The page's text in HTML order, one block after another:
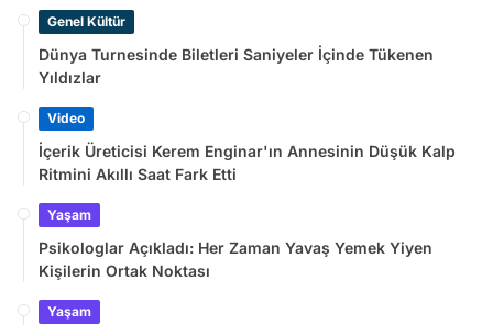
Genel Kültür
Dünya Turnesinde Biletleri Saniyeler İçinde Tükenen
Yıldızlar
Video
İçerik Üreticisi Kerem Enginar'ın Annesinin Düşük Kalp
Ritmini Akıllı Saat Fark Etti
Yaşam
Psikologlar Açıkladı: Her Zaman Yavaş Yemek Yiyen
Kişilerin Ortak Noktası
Yaşam